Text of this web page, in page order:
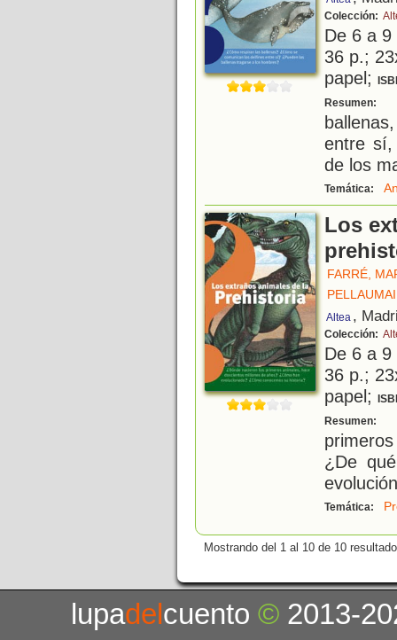
Colección:
De 6 a
36 p.;
papel;
Resumen:
entre sí,
de los
Temática:
Los
FARRÉ,
Altea ,
Colección:
De 6 a
36 p.;
papel;
Resumen:
¿De
Temática:
Mostrando del 1 al 10 de 10
lupadelcuento© 2013-